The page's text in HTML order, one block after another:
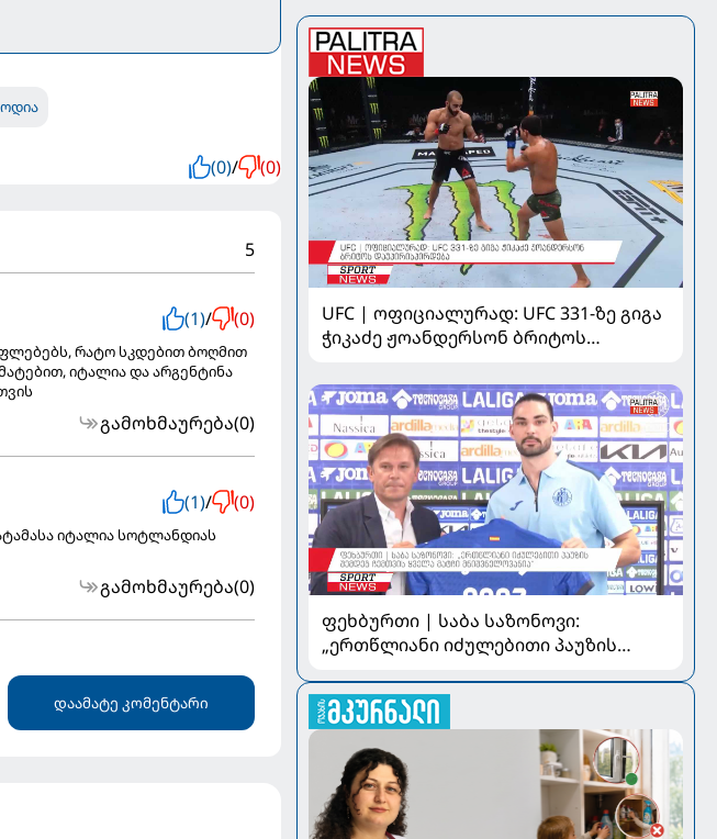
(0)/ (0)
5
(1)/ (0)
რატო სკდებით ბოღმით
იტალია და არგენტინა
გამოხმაურება(0)
(1)/ (0)
იტალია სოტლანდიას
გამოხმაურება(0)
დაამატე კომენტარი
UFC | ოფიციალურად: UFC 331-ზე გიგა
ჭიკაძე ჟოანდერსონ ბრიტოს
ფეხბურთი | საბა საზონოვი:
„ერთწლიანი იძულებითი პაუზის
მნიშვნელოვანია“